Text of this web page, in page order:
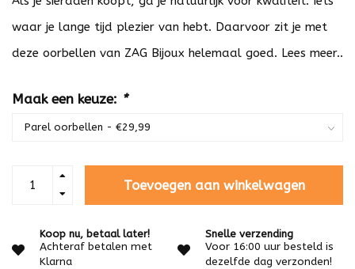
waar je lange tijd plezier van hebt. Daarvoor zit je met
deze oorbellen van ZAG Bijoux helemaal goed. Lees meer..
Maak een keuze: *
Toevoegen aan winkelwagen
Koop nu, betaal later!
Achteraf betalen met
Klarna
Snelle verzending
Voor 16:00 uur besteld is
dezelfde dag verzonden!